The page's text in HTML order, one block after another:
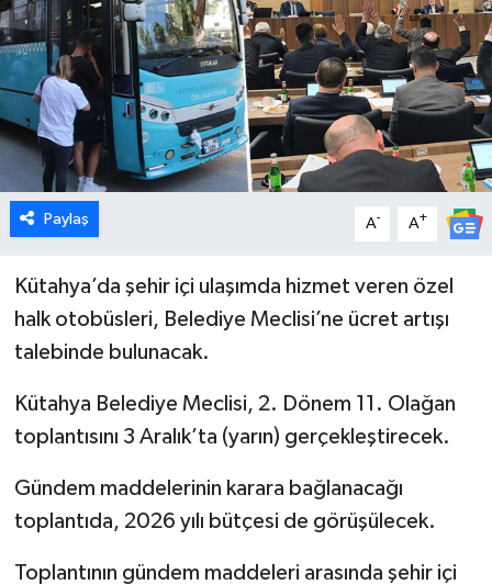
Paylaş A- A+
Kütahya’da şehir içi ulaşımda hizmet veren özel
halk otobüsleri, Belediye Meclisi’ne ücret artışı
talebinde bulunacak.
Kütahya Belediye Meclisi, 2. Dönem 11. Olağan
toplantısını 3 Aralık’ta (yarın) gerçekleştirecek.
Gündem maddelerinin karara bağlanacağı
toplantıda, 2026 yılı bütçesi de görüşülecek.
Toplantının gündem maddeleri arasında şehir içi
Ekonomi
Emet
Foto Galeri
Gediz
Genel
Gündem
Hisarcık
İlçeler
Kültür Sanat
Kütahya